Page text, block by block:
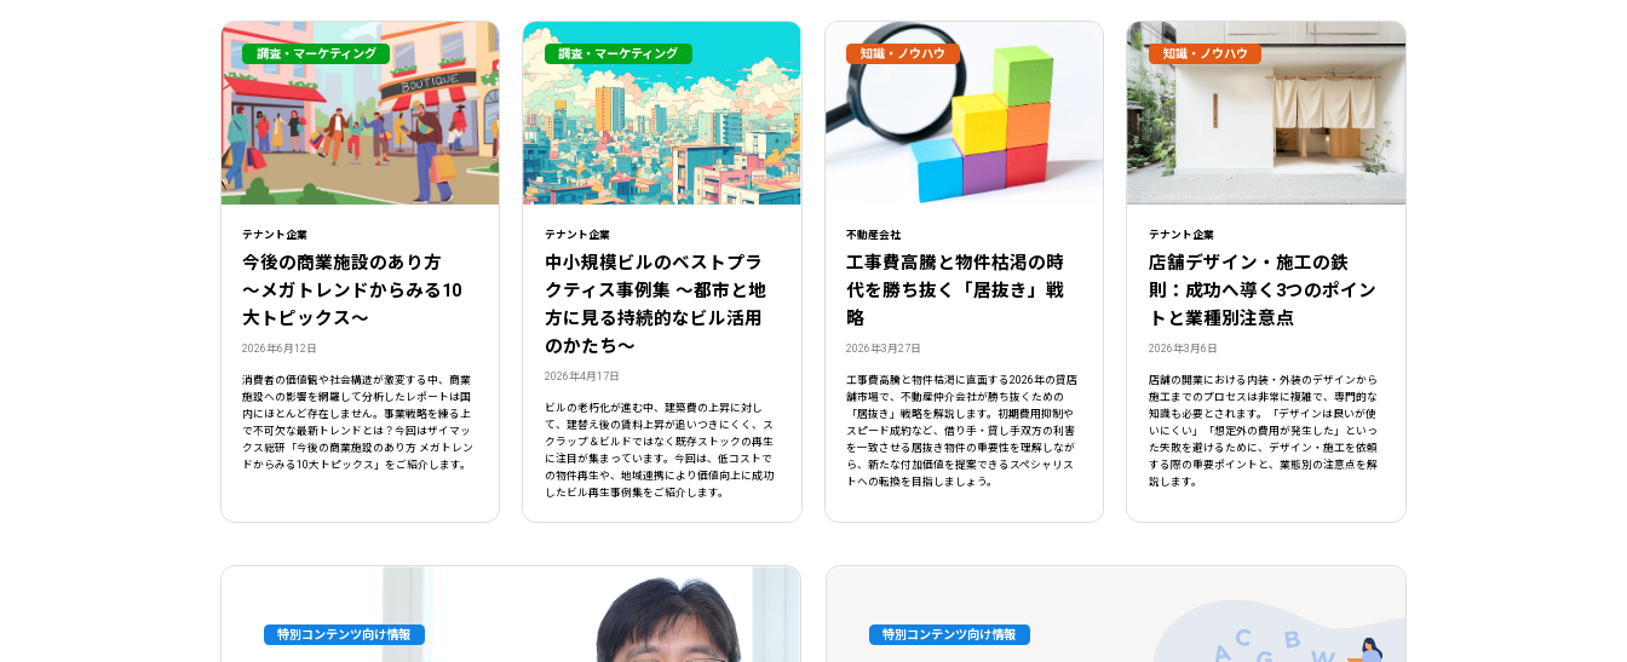
閉じる
テナント企業
今後の商業施設のあり方
〜メガトレンドからみる10
大トピックス〜
2026年6月12日
消費者の価値観や社会構造が激変する中、商業
施設への影響を網羅して分析したレポートは国
内にほとんど存在しません。事業戦略を練る上
で不可欠な最新トレンドとは？今回はザイマッ
クス総研「今後の商業施設のあり方 メガトレン
ドからみる10大トピックス」をご紹介します。
調査・マーケティング
テナント企業
中小規模ビルのベストプラ
クティス事例集 ～都市と地
方に見る持続的なビル活用
のかたち～
2026年4月17日
ビルの老朽化が進む中、建築費の上昇に対し
て、建替え後の賃料上昇が追いつきにくく、ス
クラップ＆ビルドではなく既存ストックの再生
に注目が集まっています。今回は、低コストで
の物件再生や、地域連携により価値向上に成功
したビル再生事例集をご紹介します。
調査・マーケティング
不動産会社
工事費高騰と物件枯渇の時
代を勝ち抜く「居抜き」戦
略
2026年3月27日
工事費高騰と物件枯渇に直面する2026年の貸店
舗市場で、不動産仲介会社が勝ち抜くための
「居抜き」戦略を解説します。初期費用抑制や
スピード成約など、借り手・貸し手双方の利害
を一致させる居抜き物件の重要性を理解しなが
ら、新たな付加価値を提案できるスペシャリス
トへの転換を目指しましょう。
知識・ノウハウ
テナント企業
店舗デザイン・施工の鉄
則：成功へ導く3つのポイン
トと業種別注意点
2026年3月6日
店舗の開業における内装・外装のデザインから
施工までのプロセスは非常に複雑で、専門的な
知識も必要とされます。「デザインは良いが使
いにくい」「想定外の費用が発生した」といっ
た失敗を避けるために、デザイン・施工を依頼
する際の重要ポイントと、業態別の注意点を解
説します。
知識・ノウハウ
特別コンテンツ向け情報 特別コンテンツ向け情報